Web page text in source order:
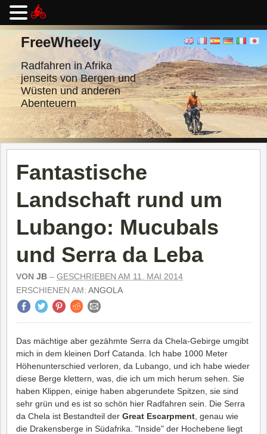
Zum
springenFreeWheely
Radfahren in Afrika
jenseits von Bergen und
Wüsten und anderen
Abenteuern
Fantastische
Landschaft rund um
Lubango: Mucubals
und Serra da Leba
VON JB – GESCHRIEBEN AM 11. MAI 2014
ERSCHIENEN AM: ANGOLA
Das mächtige aber gezähmte Serra da Chela-Gebirge umgibt
mich in dem kleinen Dorf Catanda. Ich habe 1000 Meter
Höhenunterschied verloren, da Lubango, und ich habe wieder
diese Berge klettern, was, die ich um mich herum sehen. Sie
haben Klippen, einige haben abgerundete Spitzen, sie sind
sehr grün und es ist so schön hier Radfahren sein. Die Serra
da Chela ist Bestandteil der Great Escarpment , genau wie
die Drakensberge in Südafrika. "Inside" der Hochebene liegt